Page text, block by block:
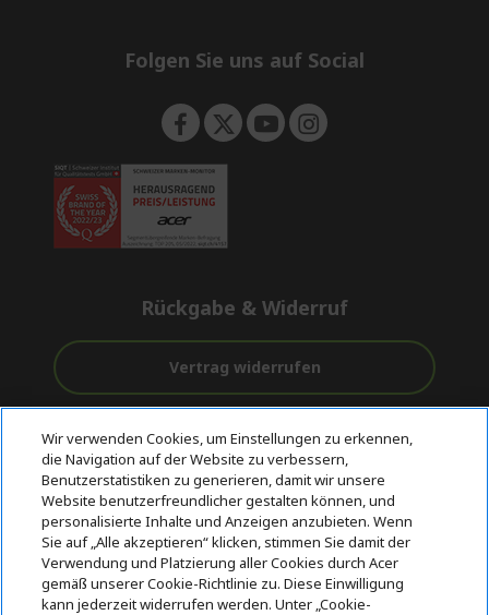
e
Folgen Sie uns auf Social
Rückgabe & Widerruf
Vertrag widerrufen
Kostenloser
Versand
vor und nach
dem Kauf
Sichere
Zahlungsoptionen
© 2026 Acer Inc.
CPYou BV ist der autorisierte Wiederverkäufer und Händler der
Produkte und Dienstleistungen, die in diesem Shop angeboten
werden.
Wir verwenden Cookies, um Einstellungen zu erkennen,
die Navigation auf der Website zu verbessern,
Benutzerstatistiken zu generieren, damit wir unsere
Website benutzerfreundlicher gestalten können, und
personalisierte Inhalte und Anzeigen anzubieten. Wenn
Sie auf „Alle akzeptieren“ klicken, stimmen Sie damit der
Verwendung und Platzierung aller Cookies durch Acer
gemäß unserer Cookie-Richtlinie zu. Diese Einwilligung
kann jederzeit widerrufen werden. Unter „Cookie-